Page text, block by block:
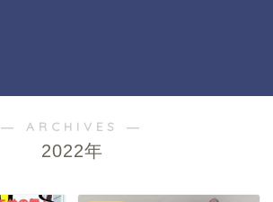
― ARCHIVES ―
2022年